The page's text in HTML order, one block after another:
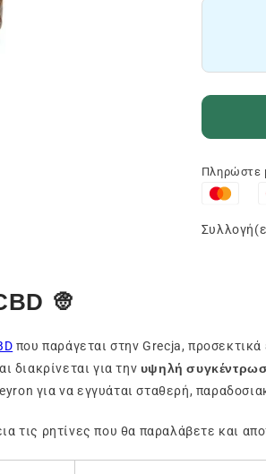
Πληρώστε
👳
που παράγεται στην Grecja,
διακρίνεται για την υψηλή
για να εγγυάται σταθερή,
ρητίνες που θα παραλάβετε και